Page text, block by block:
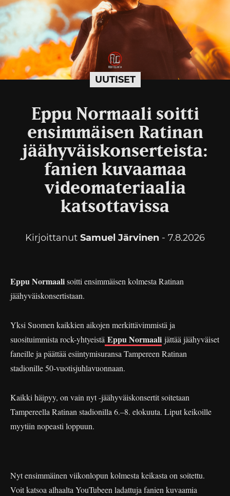
UUTISET
Eppu Normaali soitti
ensimmäisen Ratinan
jäähyväiskonserteista:
fanien kuvaamaa
videomateriaalia
katsottavissa
Kirjoittanut Samuel Järvinen - 7.8.2026
Eppu Normaalisoitti ensimmäisen kolmesta Ratinan
jäähyväiskonsertistaan.
Yksi Suomen kaikkien aikojen merkittävimmistä ja
suosituimmista rock-yhtyeistä Eppu Normaali jättää jäähyväiset
faneille ja päättää esiintymisuransa Tampereen Ratinan
stadionille 50-vuotisjuhlavuonnaan.
Kaikki häipyy, on vain nyt -jäähyväiskonsertit soitetaan
Tampereella Ratinan stadionilla 6.–8. elokuuta. Liput keikoille
myytiin nopeasti loppuun.
Nyt ensimmäinen viikonlopun kolmesta keikasta on soitettu.
Voit katsoa alhaalta YouTubeen ladattuja fanien kuvaamia